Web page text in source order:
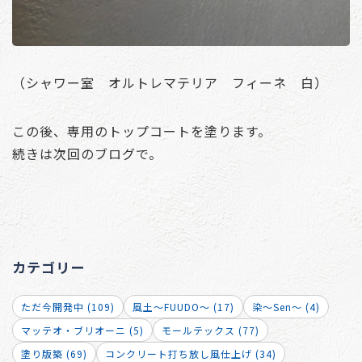
（シャワー室 オルトレマテリア フィーネ 白）
この後、専用のトップコートを塗ります。
続きは次回のブログで。
カテゴリー
ただ今開発中 (109) 風土～FUUDO～ (17)
染～Sen～ (4)
マッテオ・ブリオーニ (5)
モールテックス (77)
塗り版築 (69)
コンクリート打ち放し風仕上げ (34)